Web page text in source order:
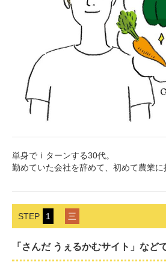
単身でｉターンする30代。
勤めていた会社を辞めて、初めて農業に
STEP 1 三
「さんだ うぇるかむサイト」など